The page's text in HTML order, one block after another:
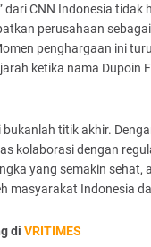
dari CNN Indonesia
perusahaan
penghargaan ini
ketika nama Dupoin
titik akhir.
kolaborasi dengan
yang semakin sehat,
masyarakat Indonesia
di VRITIMES